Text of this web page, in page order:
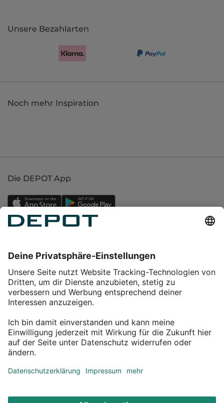
Unsere Bezahlarten
Noch mehr Inspiration
Die DEPOT App
Service
Über DEPOT
Kontakt